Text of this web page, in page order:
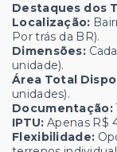
Destaques dos
Localização:
Por trás da BR).
Dimensões:
unidade).
Área Total
unidades).
Documentação:
IPTU: Apenas R$
Flexibilidade: